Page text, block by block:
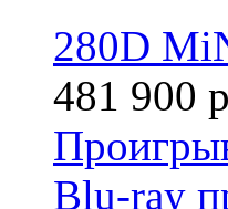
280D
481 900
Blu-ray